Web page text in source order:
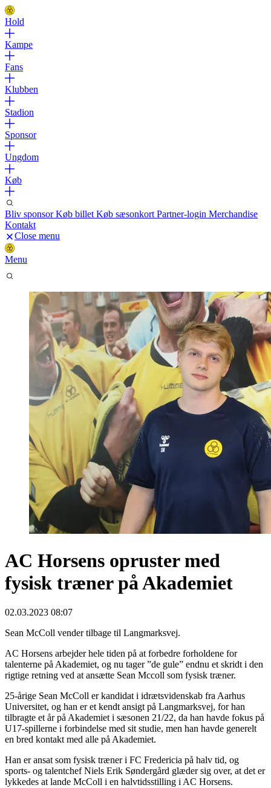
Hold
Kampe
Fans
Klubben
Stadion
Sponsor
Ungdom
Køb
Bliv sponsorKøb billet Køb sæsonkort Partner-login Merchandise
Kontakt
Close menu
Menu
AC Horsens opruster med
fysisk træner på Akademiet
02.03.2023 08:07
Sean McColl vender tilbage til Langmarksvej.
AC Horsens arbejder hele tiden på at forbedre forholdene for
talenterne på Akademiet, og nu tager ”de gule” endnu et skridt i den
rigtige retning ved at ansætte Sean Mccoll som fysisk træner.
25-årige Sean McColl er kandidat i idrætsvidenskab fra Aarhus
Universitet, og han er et kendt ansigt på Langmarksvej, for han
tilbragte et år på Akademiet i sæsonen 21/22, da han havde fokus på
U17-spillerne i forbindelse med sit studie, men han havde generelt
en bred kontakt med alle på Akademiet.
Han er ansat som fysisk træner i FC Fredericia på halv tid, og
sports- og talentchef Niels Erik Søndergård glæder sig over, at det er
lykkedes at lande McColl i en halvtidsstilling i AC Horsens.